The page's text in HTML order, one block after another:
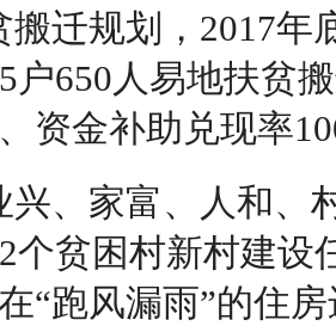
搬迁规划，2017
户650人易地扶贫
资金补助兑现率
家富、人和、
个贫困村新村建设
“跑风漏雨”的住